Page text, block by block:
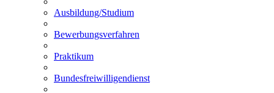
Ausbildung/Studium
Bewerbungsverfahren
Praktikum
Bundesfreiwilligendienst